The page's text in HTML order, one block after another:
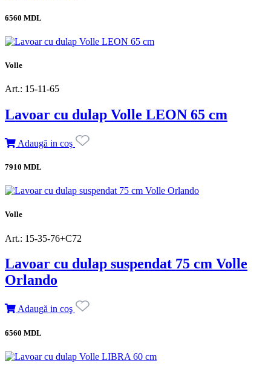
6560 MDL
Volle
Art.: 15-11-65
Lavoar cu dulap Volle LEON 65 cm
Adaugă in coş
7910 MDL
Volle
Art.: 15-35-76+C72
Lavoar cu dulap suspendat 75 cm Volle
Orlando
Adaugă in coş
6560 MDL